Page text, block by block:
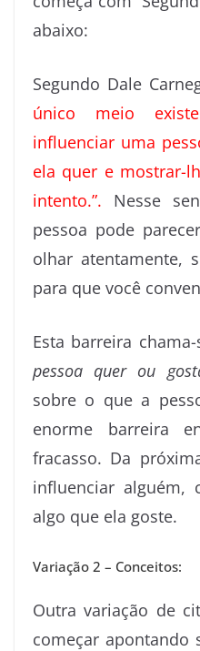
abaixo:
Segundo Dale
único meio
influenciar uma
ela quer e mostrar-
intento.”. Nesse
pessoa pode
olhar atentamente,
para que você
Esta barreira chama-
pessoa quer ou
sobre o que a
enorme barreira
fracasso. Da
influenciar alguém,
algo que ela goste.
Variação 2 – Conceitos:
Outra variação de
começar apontando